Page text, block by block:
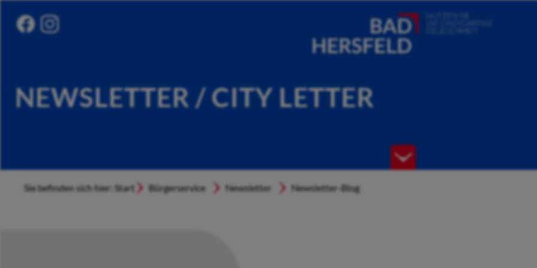
NEWSLETTER / CITY LETTER
Sie befinden sich hier: Start Bürgerservice Newsletter Newsletter-Blog